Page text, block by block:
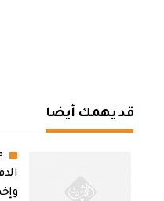
قد يهمك أيضا